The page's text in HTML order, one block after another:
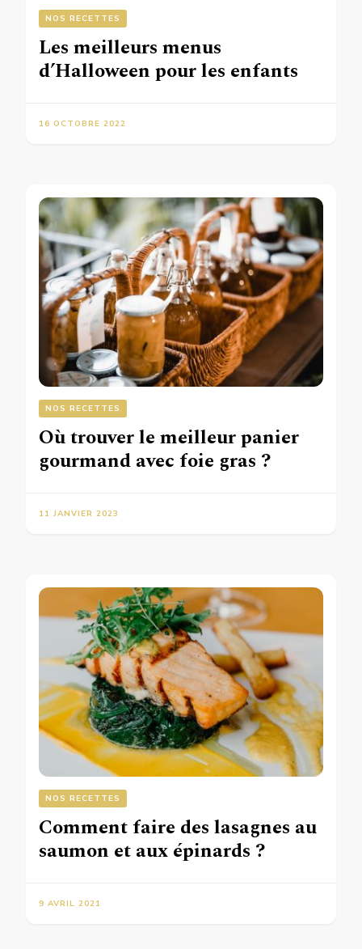
NOS RECETTES
Les meilleurs menus
d’Halloween pour les enfants
16 OCTOBRE 2022
NOS RECETTES
Où trouver le meilleur panier
gourmand avec foie gras ?
11 JANVIER 2023
NOS RECETTES
Comment faire des lasagnes au
saumon et aux épinards ?
9 AVRIL 2021